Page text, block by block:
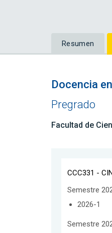
Resumen
Docencia
Pregrado
Facultad de
CCC331 -
Semestre
2026-1
Semestre